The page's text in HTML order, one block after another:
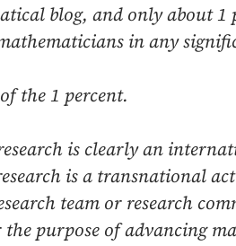
blog, and only about
in any
the 1 percent.
is clearly an
is a transnational
team or research
purpose of advancing